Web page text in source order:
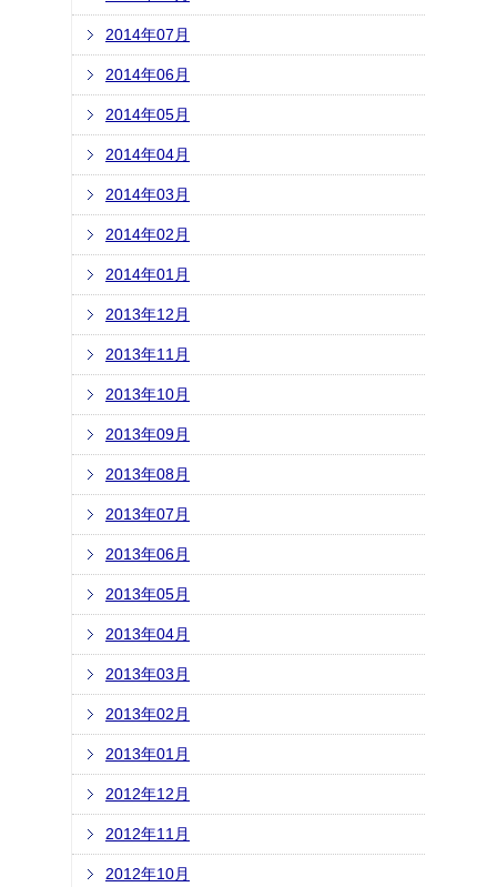
2014年07月
2014年06月
2014年05月
2014年04月
2014年03月
2014年02月
2014年01月
2013年12月
2013年11月
2013年10月
2013年09月
2013年08月
2013年07月
2013年06月
2013年05月
2013年04月
2013年03月
2013年02月
2013年01月
2012年12月
2012年11月
2012年10月